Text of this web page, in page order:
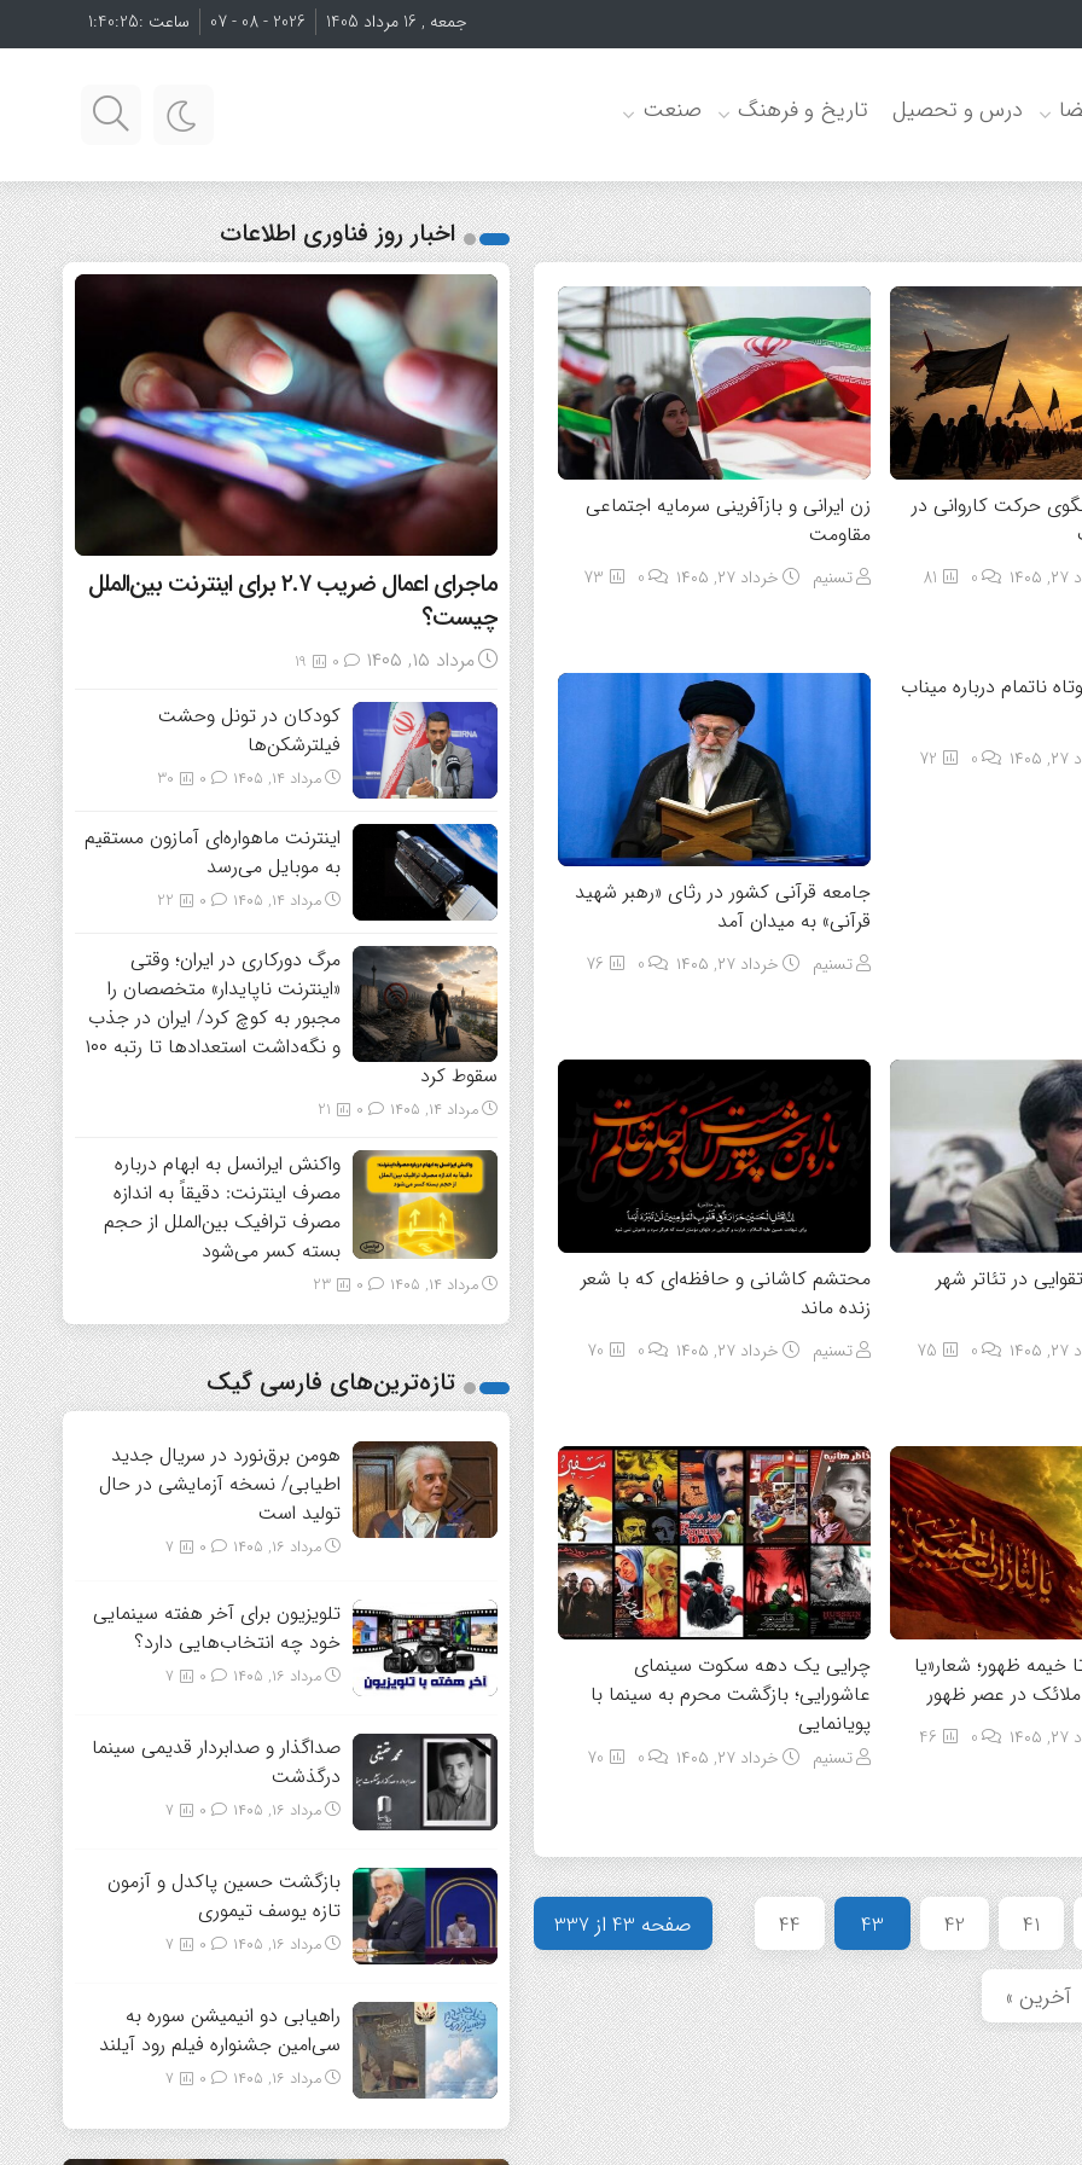
جمعه , 16 مرداد 1405 2026 - 08 - 07 ساعت :1:40:26
درس و تحصیل تاریخ و فرهنگ صنعت
حرکت کاروانی در
0
81
زن ایرانی و بازآفرینی سرمایه اجتماعی
مقاومت
تسنیم خرداد ۲۷, ۱۴۰۵ 0
73
0
72
جامعه قرآنی کشور در رثای «رهبر شهید
قرآنی» به میدان آمد
تسنیم خرداد ۲۷, ۱۴۰۵ 0
76
در تئاتر شهر
0
75
محتشم کاشانی و حافظه‌ای که با شعر
زنده ماند
تسنیم خرداد ۲۷, ۱۴۰۵ 0
70
خیمه ظهور؛ شعار«یا
ملائک در عصر ظهور
0
46
چرایی یک دهه سکوت سینمای
عاشورایی؛ بازگشت محرم به سینما با
پویانمایی
تسنیم خرداد ۲۷, ۱۴۰۵ 0
70
صفحه 43 از 337 41
42
43
44
آخرین »
اخبار روز فناوری اطلاعات
ماجرای اعمال ضریب ۲.۷ برای اینترنت بین‌الملل
چیست؟
مرداد ۱۵, ۱۴۰۵ 19
کودکان در تونل وحشت
فیلترشکن‌ها
مرداد ۱۴, ۱۴۰۵ 30
اینترنت ماهواره‌ای آمازون مستقیم
به موبایل می‌رسد
مرداد ۱۴, ۱۴۰۵ 22
مرگ دورکاری در ایران؛ وقتی
«اینترنت ناپایدار» متخصصان را
مجبور به کوچ کرد/ ایران در جذب
و نگه‌داشت استعدادها تا رتبه ۱۰۰
سقوط کرد
مرداد ۱۴, ۱۴۰۵ 21
واکنش ایرانسل به ابهام درباره
مصرف اینترنت: دقیقاً به اندازه
مصرف ترافیک بین‌الملل از حجم
بسته کسر می‌شود
مرداد ۱۴, ۱۴۰۵ 23
تازه‌ترین‌های فارسی گیک
هومن برق‌نورد در سریال جدید
اطیابی/ نسخه آزمایشی در حال
تولید است
مرداد ۱۶, ۱۴۰۵ 7
تلویزیون برای آخر هفته سینمایی
خود چه انتخاب‌هایی دارد؟
مرداد ۱۶, ۱۴۰۵ 7
صداگذار و صدابردار قدیمی سینما
درگذشت
مرداد ۱۶, ۱۴۰۵ 7
بازگشت حسین پاکدل و آزمون
تازه یوسف تیموری
مرداد ۱۶, ۱۴۰۵ 7
راهیابی دو انیمیشن سوره به
سی‌امین جشنواره فیلم رود آیلند
مرداد ۱۶, ۱۴۰۵ 7